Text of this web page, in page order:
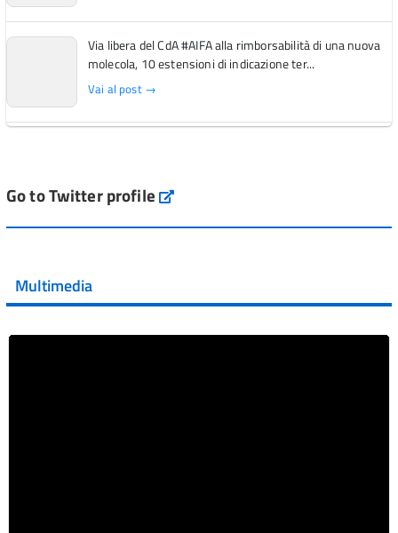
Via libera del CdA #AIFA alla rimborsabilità di una nuova
molecola, 10 estensioni di indicazione ter...
Vai al post →
Vai al post →
Vai al post →
Go to Twitter profile aifa_ufficiale
Multimedia